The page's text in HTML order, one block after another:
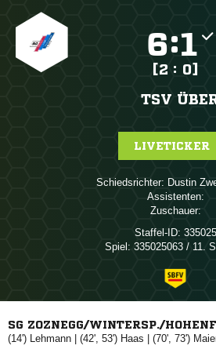
:
[2 : 0]
TSV
LIVETICKER
Schiedsrichter: 
Assistenten:
Zuschauer:
Staffel-ID: 335025
Spiel: 335025063 / 11.
SG ZOZNEGG/WINTERSP./
(14')  | (42', 53')  | (70', 73')